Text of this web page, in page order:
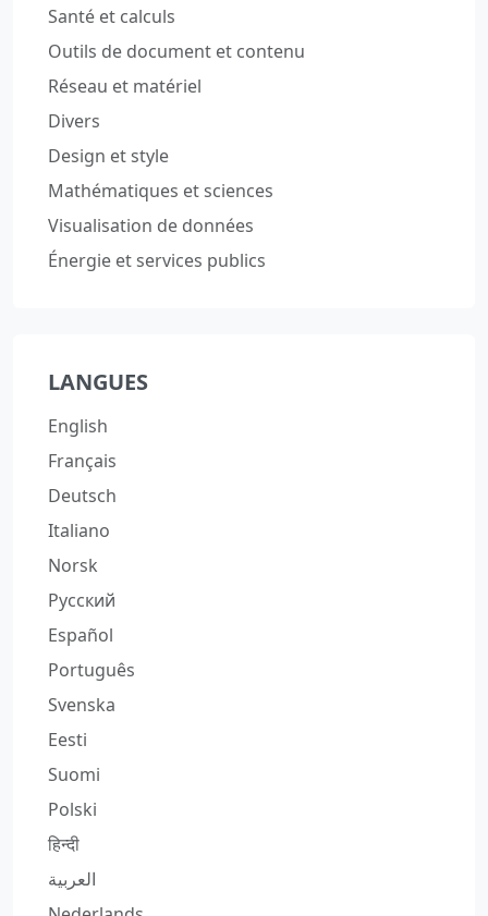
Santé et calculs
Outils de document et contenu
Réseau et matériel
Divers
Design et style
Mathématiques et sciences
Visualisation de données
Énergie et services publics
LANGUES
English
Français
Deutsch
Italiano
Norsk
Русский
Español
Português
Svenska
Eesti
Suomi
Polski
हिन्दी
العربية